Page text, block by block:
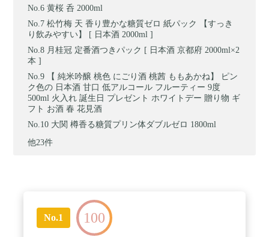
黄桜 呑 2000ml
松竹梅 天 香り豊かな糖質ゼロ 紙パック 【すっき
り飲みやすい】 [ 日本酒 2000ml ]
月桂冠 定番酒つきパック [ 日本酒 京都府 2000ml×2
本 ]
【 純米吟醸 桃色 にごり酒 桃茜 ももあかね】 ピン
ク色の 日本酒 甘口 低アルコール フルーティー 9度
500ml 火入れ 誕生日 プレゼント ホワイトデー 贈り物 ギ
フト お酒 春 花見酒
大関 樽香る糖質プリン体ダブルゼロ 1800ml
他23件
No.1 100